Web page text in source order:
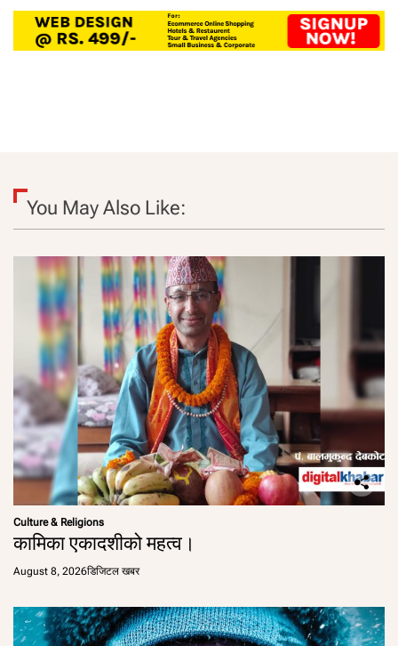
You May Also Like:
Culture & Religions
कामिका एकादशीको महत्व।
August 8, 2026डिजिटल खबर